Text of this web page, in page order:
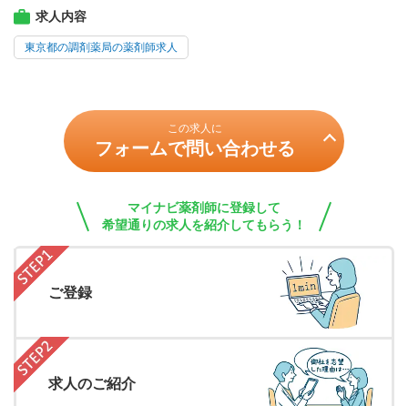
求人内容
東京都の調剤薬局の薬剤師求人
この求人に
フォームで問い合わせる
マイナビ薬剤師に登録して
希望通りの求人を紹介してもらう！
ご登録
求人のご紹介